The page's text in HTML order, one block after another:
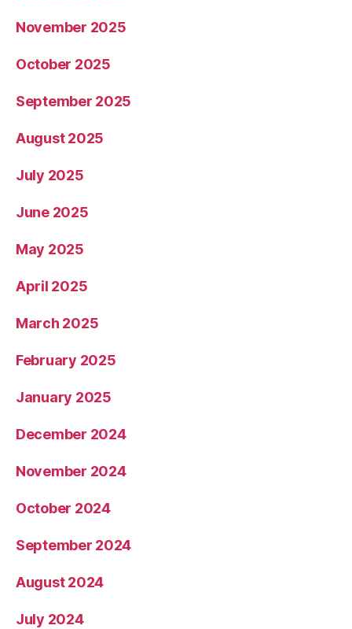
November 2025
October 2025
September 2025
August 2025
July 2025
June 2025
May 2025
April 2025
March 2025
February 2025
January 2025
December 2024
November 2024
October 2024
September 2024
August 2024
July 2024